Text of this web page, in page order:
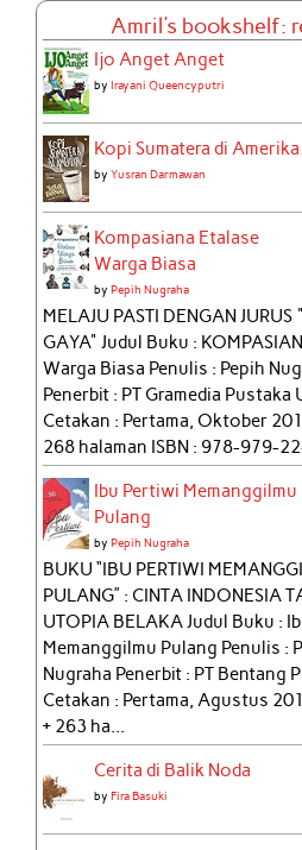
Amril's bookshelf:
Ijo Anget Anget
byIrayani Queencyputri
Kopi Sumatera di Amerika
byYusran Darmawan
Kompasiana Etalase
Warga Biasa
byPepih Nugraha
MELAJU PASTI DENGAN JURUS
GAYA" Judul Buku :
Warga Biasa Penulis : Pepih
Penerbit : PT Gramedia Pustaka
Cetakan : Pertama, Oktober
268 halaman ISBN : 978-979-
Ibu Pertiwi Memanggilmu
Pulang
byPepih Nugraha
BUKU “IBU PERTIWI
PULANG” : CINTA INDONESIA
UTOPIA BELAKA Judul Buku :
Memanggilmu Pulang Penulis :
Nugraha Penerbit : PT Bentang
Cetakan : Pertama, Agustus
+ 263 ha...
Cerita di Balik Noda
byFira Basuki